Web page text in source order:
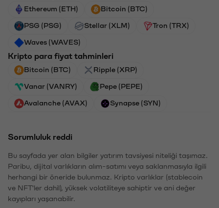
Ethereum (ETH) Bitcoin (BTC)
PSG (PSG) Stellar (XLM) Tron (TRX)
Waves (WAVES)
Kripto para fiyat tahminleri
Bitcoin (BTC) Ripple (XRP)
Vanar (VANRY) Pepe (PEPE)
Avalanche (AVAX) Synapse (SYN)
Sorumluluk reddi
Bu sayfada yer alan bilgiler yatırım tavsiyesi niteliği taşımaz.
Paribu, dijital varlıkların alım-satımı veya saklanmasıyla ilgili
herhangi bir öneride bulunmaz. Kripto varlıklar (stablecoin
ve NFT'ler dahil), yüksek volatiliteye sahiptir ve ani değer
kayıpları yaşanabilir.